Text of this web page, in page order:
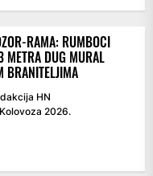
RAMA: RUMBOCI
METRA DUG MURAL
BRANITELJIMA
HN
2026.